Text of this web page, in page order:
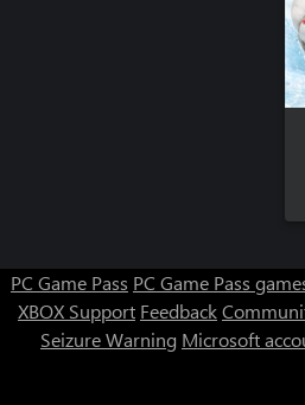
PC Game Pass PC Game Pass
XBOX Support Feedback
Seizure Warning Microsoft